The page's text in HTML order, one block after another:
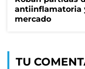
antiinflamatoria
mercado
TU